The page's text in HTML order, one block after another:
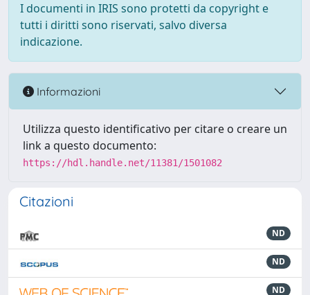
I documenti in IRIS sono protetti da copyright e
tutti i diritti sono riservati, salvo diversa
indicazione.
Informazioni
Utilizza questo identificativo per citare o creare un
link a questo documento:
https://hdl.handle.net/11381/1501082
Citazioni
ND
ND
ND